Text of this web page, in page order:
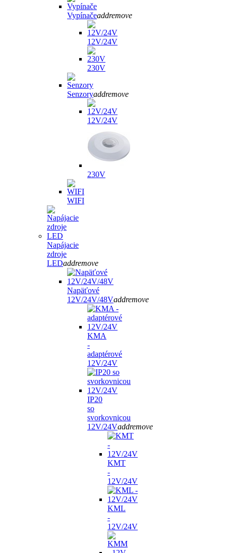
Vypínačeaddremove
12V/24V
230V
Senzoryaddremove
12V/24V
230V
WIFI
Napájacie
zdroje
LEDaddremove
Napäťové
12V/24V/48Vaddremove
KMA
-
adaptérové
12V/24V
IP20
so
svorkovnicou
12V/24Vaddremove
KMT
-
12V/24V
KML
-
12V/24V